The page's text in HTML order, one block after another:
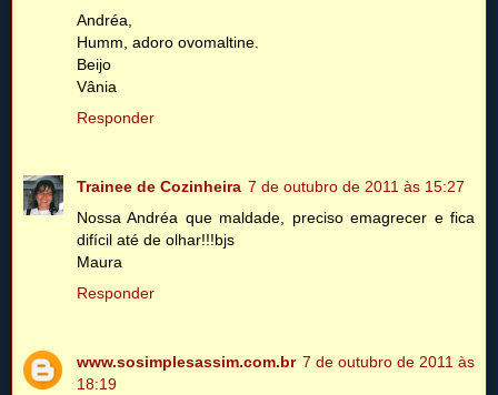
Andréa,
Humm, adoro ovomaltine.
Beijo
Vânia
Responder
Trainee de Cozinheira 7 de outubro de 2011 às 15:27
Nossa Andréa que maldade, preciso emagrecer e fica
difícil até de olhar!!!bjs
Maura
Responder
www.sosimplesassim.com.br 7 de outubro de 2011 às
18:19